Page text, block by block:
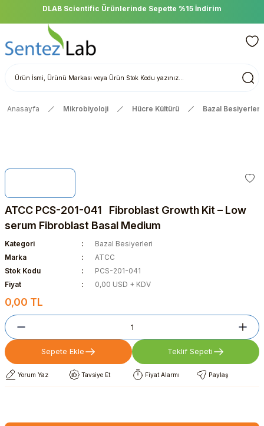
DLAB Scientific Ürünlerinde Sepette %15 İndirim
Anasayfa Mikrobiyoloji Hücre Kültürü Bazal Besiyerleri
ATCC PCS-201-041 Fibroblast Growth Kit – Low
serum Fibroblast Basal Medium
Kategori
Bazal Besiyerleri
Marka
ATCC
Stok Kodu
PCS-201-041
Fiyat
0,00 USD + KDV
0,00 TL
Sepete Ekle Teklif Sepeti
Yorum Yaz Tavsiye Et Fiyat Alarmı Paylaş